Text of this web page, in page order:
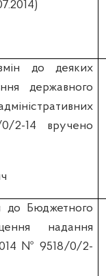
до деяких
державного
2-14 вручено
до Бюджетного
надання
№ 9518/0/2-